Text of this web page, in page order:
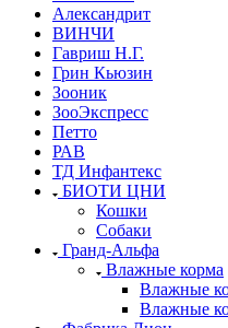
Александрит
ВИНЧИ
Гавриш Н.Г.
Грин Кьюзин
Зооник
ЗооЭкспресс
Петто
РАВ
ТД Инфантекс
БИОТИ ЦНИ
Кошки
Собаки
Гранд-Альфа
Влажные корма
Влажные
Влажные